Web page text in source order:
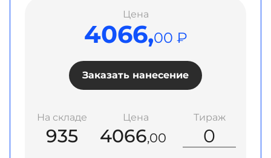
Цена
4066,00 ₽
Заказать нанесение
На складе Цена Тираж
935 4066,00